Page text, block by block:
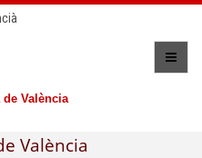
València
València